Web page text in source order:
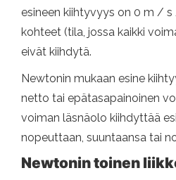
esineen kiihtyvyys on 0 m / s
kohteet (tila, jossa kaikki
eivät kiihdytä.
Newtonin mukaan esine
netto tai epätasapainoinen
voiman läsnäolo kiihdyttää
nopeuttaan, suuntaansa tai
Newtonin toinen